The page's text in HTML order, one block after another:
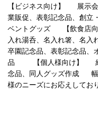
【ビジネス向け】 展示会
業販促、表彰記念品、創立
ベントグッズ 【飲食店
入れ湯呑、名入れ箸、名
卒園記念品、表彰記念品、
品 【個人様向け】 結婚
念品、同人グッズ作成 幅
様のニーズにお応えしてお